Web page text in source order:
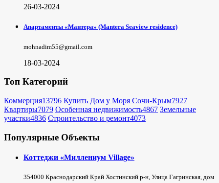
26-03-2024
Апартаменты «Мантера» (Mantera Seaview rеsidence)
mohnadim55@gmail.com
18-03-2024
Топ Категорий
Коммерция13796 Купить Дом у Моря Сочи-Крым7927
Квартиры7079 Особенная недвижимость4867 Земельные
участки4836 Строительство и ремонт4073
Популярные Объекты
Коттеджи «Миллениум Village»
354000 Краснодарский Край Хостинский р-н, Улица Гагринская, дом